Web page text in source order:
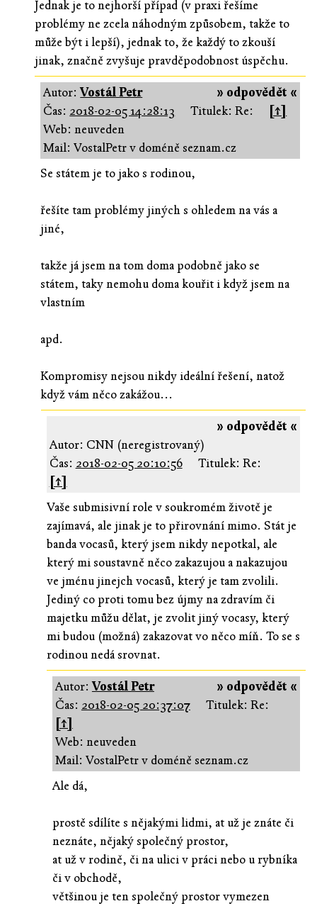
Jednak je to nejhorší případ (v praxi řešíme
problémy ne zcela náhodným způsobem, takže to
může být i lepší), jednak to, že každý to zkouší
jinak, značně zvyšuje pravděpodobnost úspěchu.
» odpovědět «
Autor:Vostál Petr
Čas: 2018-02-05 14:28:13 Titulek: Re:
[↑]
Web: neuveden
Mail: VostalPetr v doméně seznam.cz
Se státem je to jako s rodinou,
řešíte tam problémy jiných s ohledem na vás a
jiné,
takže já jsem na tom doma podobně jako se
státem, taky nemohu doma kouřit i když jsem na
vlastním
apd.
Kompromisy nejsou nikdy ideální řešení, natož
když vám něco zakážou...
» odpovědět «
Autor: CNN (neregistrovaný)
Čas: 2018-02-05 20:10:56
Titulek: Re:
[↑]
Vaše submisivní role v soukromém životě je
zajímavá, ale jinak je to přirovnání mimo. Stát je
banda vocasů, který jsem nikdy nepotkal, ale
který mi soustavně něco zakazujou a nakazujou
ve jménu jinejch vocasů, který je tam zvolili.
Jediný co proti tomu bez újmy na zdravím či
majetku můžu dělat, je zvolit jiný vocasy, který
mi budou (možná) zakazovat vo něco míň. To se s
rodinou nedá srovnat.
» odpovědět «
Autor:Vostál Petr
Čas: 2018-02-05 20:37:07
Titulek: Re:
[↑]
Web: neuveden
Mail: VostalPetr v doméně seznam.cz
Ale dá,
prostě sdílíte s nějakými lidmi, at už je znáte či
neznáte, nějaký společný prostor,
at už v rodině, či na ulici v práci nebo u rybníka
či v obchodě,
většinou je ten společný prostor vymezen